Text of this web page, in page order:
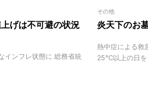
げは不可避の状況
インフレ状態に 総務省統
その他
炎天下のお
熱中症による救
25℃以上の日を